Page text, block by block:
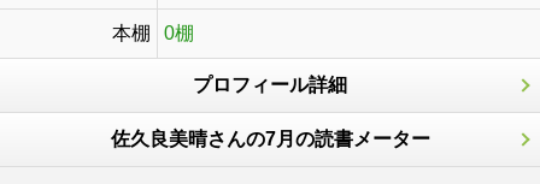
本棚 0棚
プロフィール詳細
佐久良美晴さんの7月の読書メーター